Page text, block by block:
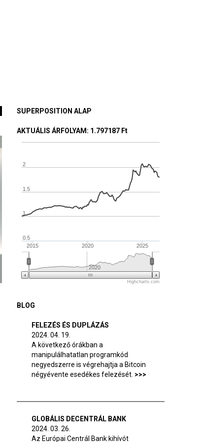
SUPERPOSITION ALAP
AKTUÁLIS ÁRFOLYAM : 1.797187 Ft
2015 2020 2025
2020
1
1.5
2
0.5
Highcharts.com
BLOG
FELEZÉS ÉS DUPLÁZÁS
2024. 04. 19.
A következő órákban a
manipulálhatatlan programkód
negyedszerre is végrehajtja a Bitcoin
négyévente esedékes felezését.
GLOBÁLIS DECENTRÁL BANK
2024. 03. 26.
Az Európai Centrál Bank kihívót